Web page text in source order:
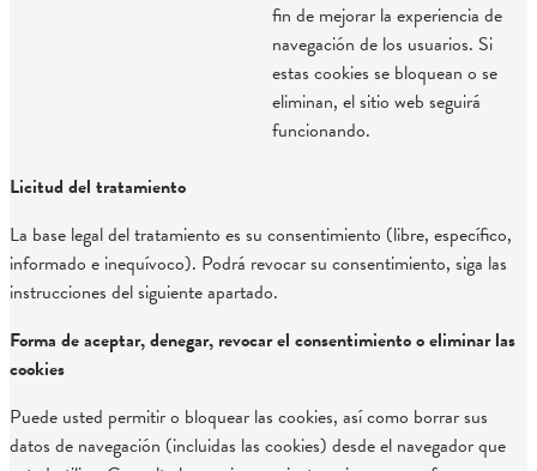
fin de mejorar la experiencia de
navegación de los usuarios. Si
estas cookies se bloquean o se
eliminan, el sitio web seguirá
funcionando.
Licitud del tratamiento
La base legal del tratamiento es su consentimiento (libre, específico,
informado e inequívoco). Podrá revocar su consentimiento, siga las
instrucciones del siguiente apartado.
Forma de aceptar, denegar, revocar el consentimiento o eliminar las
cookies
Puede usted permitir o bloquear las cookies, así como borrar sus
datos de navegación (incluidas las cookies) desde el navegador que